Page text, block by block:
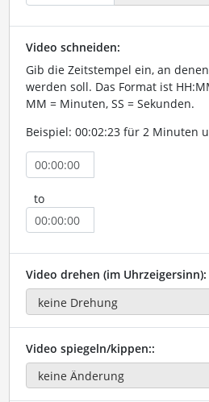
Video schneiden:
Gib die Zeitstempel ein, an
werden soll. Das Format ist
MM = Minuten, SS = Sekunden.
Beispiel: 00:02:23 für 2 Minuten
to
Video drehen (im Uhrzeigersinn):
Video spiegeln/kippen::